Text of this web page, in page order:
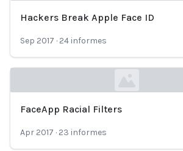
Hackers Break Apple Face ID
Sep 2017 · 24 informes
Loading...
FaceApp Racial Filters
Apr 2017 · 23 informes